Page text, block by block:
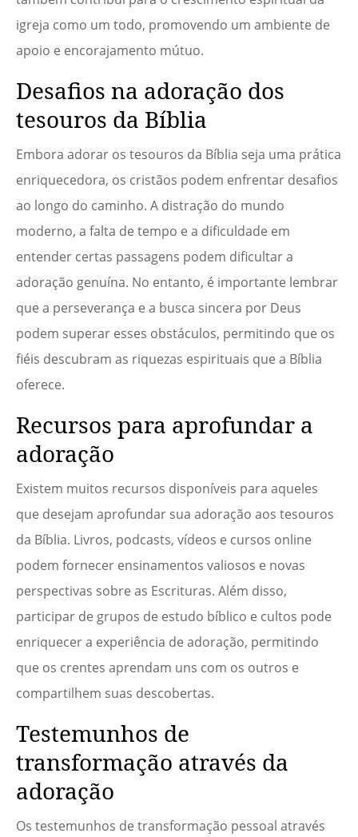
igreja como um todo, promovendo um ambiente de
apoio e encorajamento mútuo.
Desafios na adoração dos
tesouros da Bíblia
Embora adorar os tesouros da Bíblia seja uma prática
enriquecedora, os cristãos podem enfrentar desafios
ao longo do caminho. A distração do mundo
moderno, a falta de tempo e a dificuldade em
entender certas passagens podem dificultar a
adoração genuína. No entanto, é importante lembrar
que a perseverança e a busca sincera por Deus
podem superar esses obstáculos, permitindo que os
fiéis descubram as riquezas espirituais que a Bíblia
oferece.
Recursos para aprofundar a
adoração
Existem muitos recursos disponíveis para aqueles
que desejam aprofundar sua adoração aos tesouros
da Bíblia. Livros, podcasts, vídeos e cursos online
podem fornecer ensinamentos valiosos e novas
perspectivas sobre as Escrituras. Além disso,
participar de grupos de estudo bíblico e cultos pode
enriquecer a experiência de adoração, permitindo
que os crentes aprendam uns com os outros e
compartilhem suas descobertas.
Testemunhos de
transformação através da
adoração
Os testemunhos de transformação pessoal através